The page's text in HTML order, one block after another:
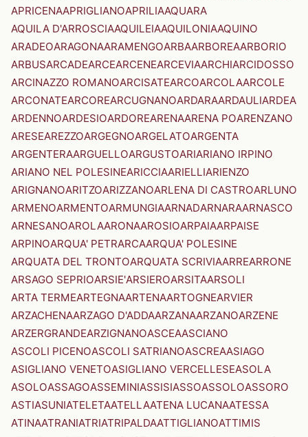
APRICENAAPRIGLIANOAPRILIAAQUARA
AQUILA D'ARROSCIAAQUILEIAAQUILONIAAQUINO
ARADEOARAGONAARAMENGOARBAARBOREAARBORIO
ARBUSARCADEARCEARCENEARCEVIAARCHIARCIDOSSO
ARCINAZZO ROMANOARCISATEARCOARCOLAARCOLE
ARCONATEARCOREARCUGNANOARDARAARDAULIARDEA
ARDENNOARDESIOARDOREARENAARENA POARENZANO
ARESEAREZZOARGEGNOARGELATOARGENTA
ARGENTERAARGUELLOARGUSTOARIARIANO IRPINO
ARIANO NEL POLESINEARICCIAARIELLIARIENZO
ARIGNANOARITZOARIZZANOARLENA DI CASTROARLUNO
ARMENOARMENTOARMUNGIAARNADARNARAARNASCO
ARNESANOAROLAARONAAROSIOARPAIAARPAISE
ARPINOARQUA' PETRARCAARQUA' POLESINE
ARQUATA DEL TRONTOARQUATA SCRIVIAARREARRONE
ARSAGO SEPRIOARSIE'ARSIEROARSITAARSOLI
ARTA TERMEARTEGNAARTENAARTOGNEARVIER
ARZACHENAARZAGO D'ADDAARZANAARZANOARZENE
ARZERGRANDEARZIGNANOASCEAASCIANO
ASCOLI PICENOASCOLI SATRIANOASCREAASIAGO
ASIGLIANO VENETOASIGLIANO VERCELLESEASOLA
ASOLOASSAGOASSEMINIASSISIASSOASSOLOASSORO
ASTIASUNIATELETAATELLAATENA LUCANAATESSA
ATINAATRANIATRIATRIPALDAATTIGLIANOATTIMIS